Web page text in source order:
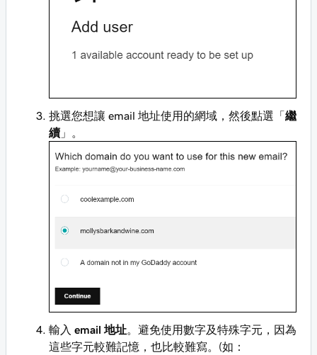
挑選您想讓 email 地址使用的網域，然後點選「 繼
續 」。
輸入 email 地址 。避免使用數字及特殊字元，因為
這些字元較難記憶，也比較難寫。(如：